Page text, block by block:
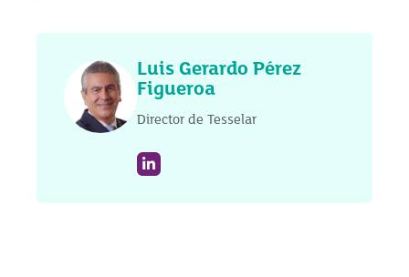
Luis Gerardo Pérez
Figueroa
Director de Tesselar